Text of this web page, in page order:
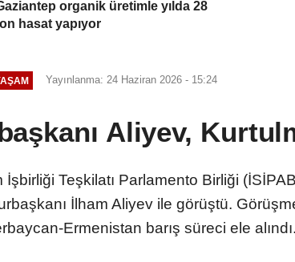
organik üretimle yılda 28
hasat yapıyor
Yayınlanma: 24 Haziran 2026 - 15:24
Aliyev,
Teşkilatı Parlamento Birliği
İlham Aliyev ile görüştü.
Ermenistan barış süreci ele